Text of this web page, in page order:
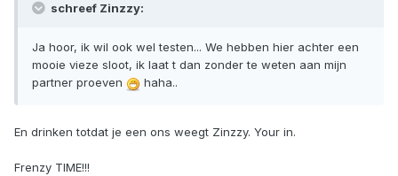
schreef Zinzzy:
Ja hoor, ik wil ook wel testen... We hebben hier achter een
mooie vieze sloot, ik laat t dan zonder te weten aan mijn
partner proeven
haha..
En drinken totdat je een ons weegt Zinzzy. Your in.
Frenzy TIME!!!